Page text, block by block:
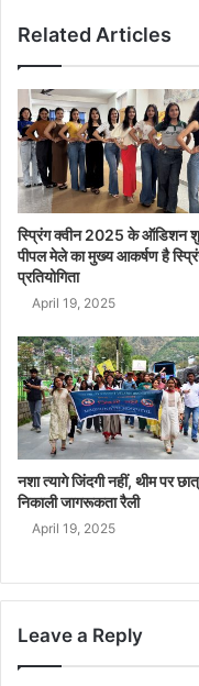
Related Articles
स्प्रिंग क्वीन 2025 के ऑडिशन
पीपल मेले का मुख्य आकर्षण है
प्रतियोगिता
April 19, 2025
नशा त्यागे जिंदगी नहीं, थीम पर
निकाली जागरूकता रैली
April 19, 2025
Leave a Reply